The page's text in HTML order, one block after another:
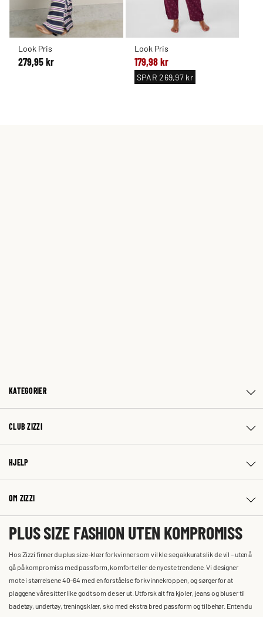
Look Pris
279,95 kr
Look Pris
179,98 kr
SPAR 269,97 kr
KATEGORIER
CLUB ZIZZI
HJELP
OM ZIZZI
PLUS SIZE FASHION UTEN KOMPROMISS
Hos Zizzi finner du plus size-klær for kvinner som vil kle seg akkurat slik de vil – uten å
gå på kompromiss med passform, komfort eller de nyeste trendene. Vi designer
mote i størrelsene 40–64 med en forståelse for kvinnekroppen, og sørger for at
plaggene våre sitter like godt som de ser ut. Utforsk alt fra kjoler, jeans og bluser til
badetøy, undertøy, treningsklær, sko med ekstra bred passform og tilbehør. Enten du